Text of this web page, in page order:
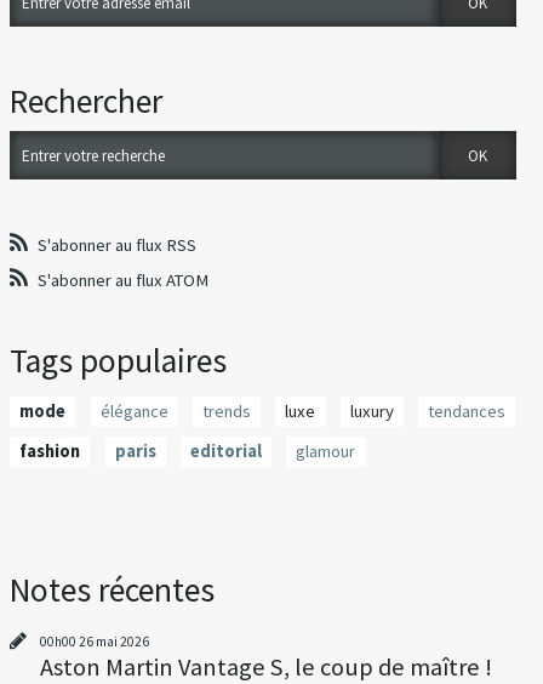
Rechercher
S'abonner au flux RSS
S'abonner au flux ATOM
Tags populaires
mode élégance trends luxe luxury
tendances
fashion
paris editorial glamour
Notes récentes
00h00 26 mai 2026
Aston Martin Vantage S, le coup de maître !